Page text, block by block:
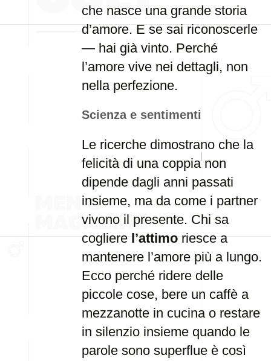
che nasce una grande storia
d’amore. E se sai riconoscerle
— hai già vinto. Perché
l’amore vive nei dettagli, non
nella perfezione.
Scienza e sentimenti
Le ricerche dimostrano che la
felicità di una coppia non
dipende dagli anni passati
insieme, ma da come i partner
vivono il presente. Chi sa
coglierel’attimoriesce a
mantenere l’amore più a lungo.
Ecco perché ridere delle
piccole cose, bere un caffè a
mezzanotte in cucina o restare
in silenzio insieme quando le
parole sono superflue è così